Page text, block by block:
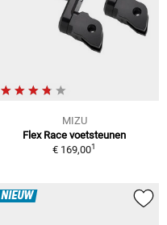
MIZU
Flex Race voetsteunen
€ 169,001
NIEUW